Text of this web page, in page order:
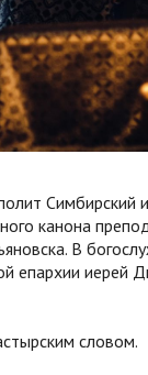
Симбирский
канона
В
епархии иерей
словом.